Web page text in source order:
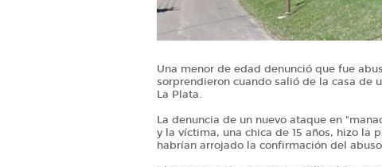
Una menor de edad denunció que fue
sorprendieron cuando salió de la casa
La Plata.
La denuncia de un nuevo ataque en
y la víctima, una chica de 15 años, hizo la
habrían arrojado la confirmación del